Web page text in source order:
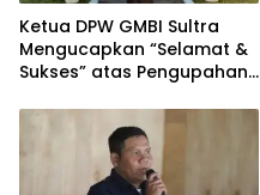
Ketua DPW GMBI Sultra
Mengucapkan “Selamat &
Sukses” atas Pengupahan
Denpasar